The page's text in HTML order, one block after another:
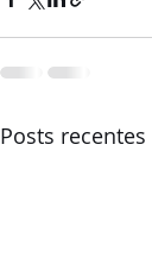
Posts recentes